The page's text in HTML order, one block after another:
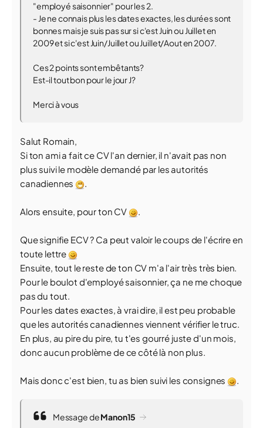
"employé saisonnier" pour les 2.
- Je ne connais plus les dates exactes, les durées sont
bonnes mais je suis pas sur si c'est Juin ou Juillet en
2009 et si c'est Juin/Juillet ou Juillet/Aout en 2007.
Ces 2 points sont embêtants?
Est-il tout bon pour le jour J?
Merci à vous
Salut Romain,
Si ton ami a fait ce CV l'an dernier, il n'avait pas non
plus suivi le modèle demandé par les autorités
canadiennes
.
Alors ensuite, pour ton CV .
Que signifie ECV ? Ca peut valoir le coups de l'écrire en
toute lettre
Ensuite, tout le reste de ton CV m'a l'air très très bien.
Pour le boulot d'employé saisonnier, ça ne me choque
pas du tout.
Pour les dates exactes, à vrai dire, il est peu probable
que les autorités canadiennes viennent vérifier le truc.
En plus, au pire du pire, tu t'es gourré juste d'un mois,
donc aucun problème de ce côté là non plus.
Mais donc c'est bien, tu as bien suivi les consignes .
Message deManon15